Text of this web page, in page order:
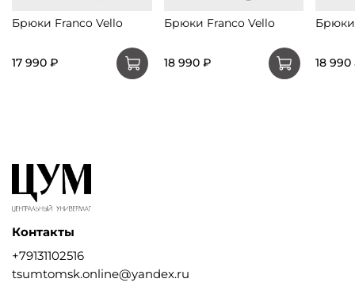
Брюки Franco Vello
17 990 ₽
Брюки Franco Vello
18 990 ₽
Брюки
18
Контакты
+79131102516
tsumtomsk.online@yandex.ru